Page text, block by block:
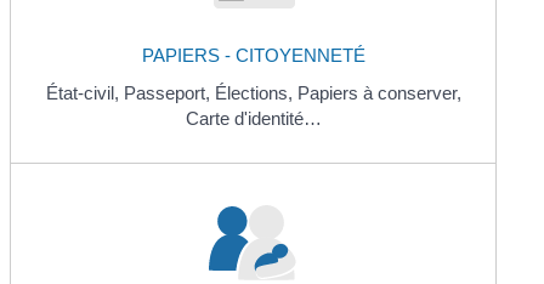
PAPIERS - CITOYENNETÉ
État-civil, Passeport, Élections, Papiers à conserver,
Carte d'identité…